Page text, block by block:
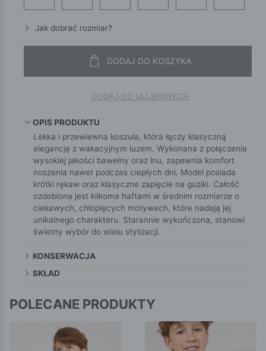
Jak dobrać rozmiar?
DODAJ DO KOSZYKA
DODAJ DO ULUBIONYCH
OPIS PRODUKTU
Lekka i przewiewna koszula, która łączy klasyczną
elegancję z wakacyjnym luzem. Wykonana z połączenia
wysokiej jakości bawełny oraz lnu, zapewnia komfort
noszenia nawet podczas ciepłych dni. Model posiada
krótki rękaw oraz klasyczne zapięcie na guziki. Całość
ozdobiona jest kilkoma haftami w średnim rozmiarze o
ciekawych, chłopięcych motywach, które nadają jej
unikalnego charakteru. Starannie wykończona, stanowi
świetny wybór do wielu stylizacji.
KONSERWACJA
SKŁAD
POLECANE PRODUKTY